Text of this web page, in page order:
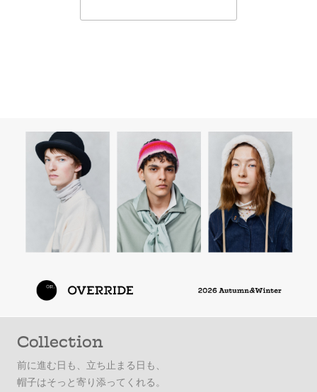
Collection
前に進む日も、立ち止まる日も、
帽子はそっと寄り添ってくれる。